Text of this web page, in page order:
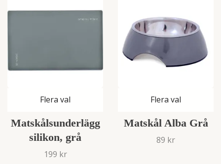
Flera val
Matskålsunderlägg
silikon, grå
199 kr
Flera val
Matskål Alba Grå
89 kr